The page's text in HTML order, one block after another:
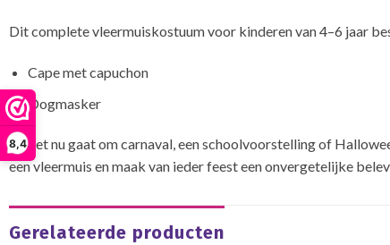
8,4
Dit complete vleermuiskostuum voor kinderen van 4–6 jaar
Cape met capuchon
Oogmasker
Of het nu gaat om carnaval, een schoolvoorstelling of
een vleermuis en maak van ieder feest een onvergetelijke
Gerelateerde producten